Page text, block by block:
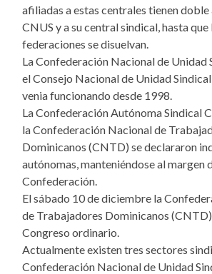
afiliadas a estas centrales tienen
CNUS y a su central sindical, hasta
federaciones se disuelvan.
La Confederación Nacional de Unidad
el Consejo Nacional de Unidad
venia funcionando desde 1998.
La Confederación Autónoma Sindical
la Confederación Nacional de
Dominicanos (CNTD) se declararon
autónomas, manteniéndose al margen
Confederación.
El sábado 10 de diciembre la
de Trabajadores Dominicanos
Congreso ordinario.
Actualmente existen tres sectores
Confederación Nacional de Unidad